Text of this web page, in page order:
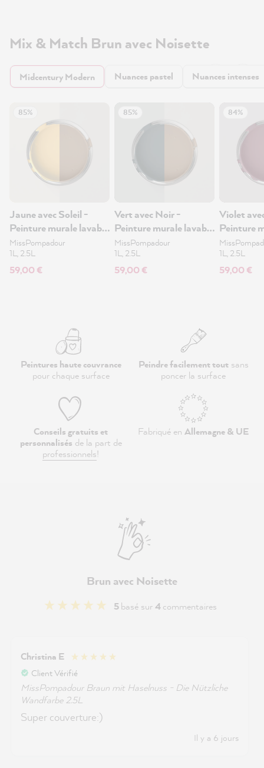
Mix & Match Brun avec Noisette
Midcentury Modern Nuances pastel Nuances intenses
85%
Jaune avec Soleil -
Peinture murale lavable
2.5L
MissPompadour
1L, 2.5L
59,00 €
85%
Vert avec Noir -
Peinture murale lavable
2.5L
MissPompadour
1L, 2.5L
59,00 €
84%
Violet
Peinture
2.5L
1L, 2.5L
59,00 €
Peintures haute couvrance
pour chaque surface
Peindre facilement toutsans
poncer la surface
Conseils gratuits et
personnalisés de la part de
professionnels!
Fabriqué en Allemagne & UE
Brun avec Noisette
5basé sur4commentaires
Christina E
Client Vérifié
MissPompadour Braun mit Haselnuss - Die Nützliche
Wandfarbe 2.5L
Super couverture:)
Il y a 6 jours